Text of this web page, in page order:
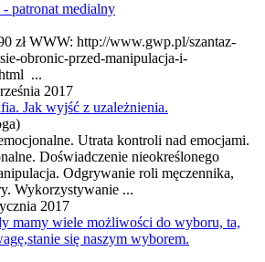
patronat medialny
zł WWW: http://www.gwp.pl/szantaz-
obronic-przed-manipulacja-i-
...
2017
Jak wyjść z uzależnienia.
Utrata kontroli nad emocjami.
Doświadczenie nieokreślonego
. Odgrywanie roli męczennika,
Wykorzystywanie ...
2017
mamy wiele możliwości do wyboru, ta,
się naszym wyborem.